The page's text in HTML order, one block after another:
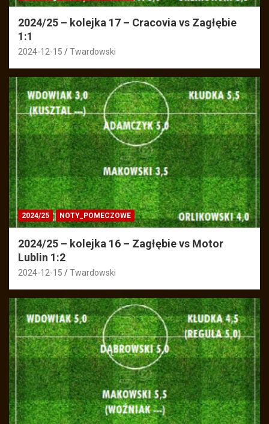
2024/25 – kolejka 17 – Cracovia vs Zagłębie
1:1
2024-12-15 Twardowski
2024/25 NOTY_POMECZOWE
2024/25 – kolejka 16 – Zagłębie vs Motor
Lublin 1:2
2024-12-15 Twardowski